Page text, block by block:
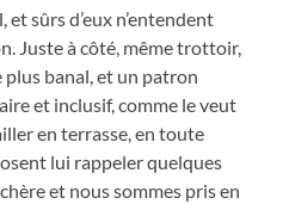
sûrs d’eux n’entendent
Juste à côté, même trottoir,
plus banal, et un patron
et inclusif, comme le veut
en terrasse, en toute
lui rappeler quelques
et nous sommes pris en